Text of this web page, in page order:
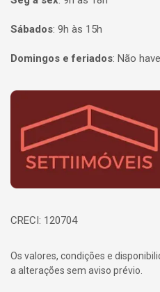
Sábados: 9h às 15h
Domingos e feriados: Não
Página inicial
CRECI: 120704
Os valores, condições e
a alterações sem aviso prévio.